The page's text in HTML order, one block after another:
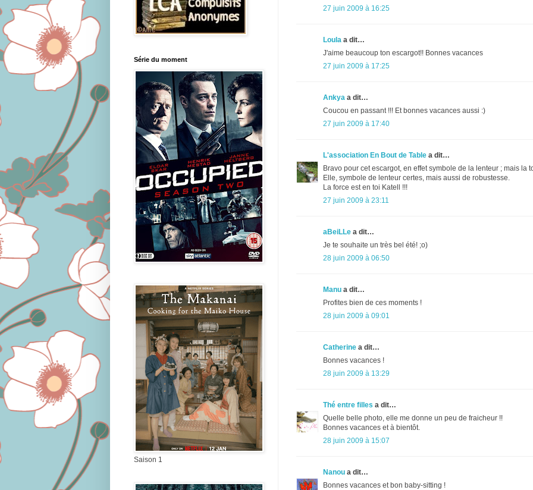
27 juin 2009 à 16:25
Loula a dit…
J'aime beaucoup ton escargot!! Bonnes vacances
27 juin 2009 à 17:25
Ankya a dit…
Coucou en passant !!! Et bonnes vacances aussi :)
27 juin 2009 à 17:40
L'association En Bout de Table a dit…
Bravo pour cet escargot, en effet symbole de la lenteur ; mais la
Elle, symbole de lenteur certes, mais aussi de robustesse.
La force est en toi Katell !!!
27 juin 2009 à 23:11
aBeiLLe a dit…
Je te souhaite un très bel été! ;o)
28 juin 2009 à 06:50
Manu a dit…
Profites bien de ces moments !
28 juin 2009 à 09:01
Catherine a dit…
Bonnes vacances !
28 juin 2009 à 13:29
Thé entre filles a dit…
Quelle belle photo, elle me donne un peu de fraicheur !!
Bonnes vacances et à bientôt.
28 juin 2009 à 15:07
Nanou a dit…
Bonnes vacances et bon baby-sitting !
Série du moment
Saison 1